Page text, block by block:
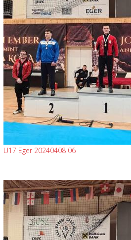
U17 Eger 20240408 06